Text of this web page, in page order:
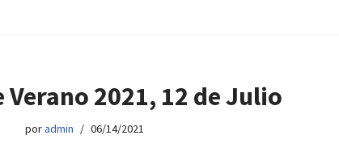
2021, 12 de Julio
poradmin 06/14/2021